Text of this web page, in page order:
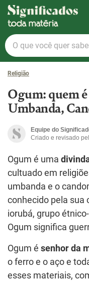
Significados
O
que
você
quer
saber
hoje?
Religião
Ogum: quem
Umbanda,
Equipe do
Criado e revisado
Ogum é uma
cultuado em
umbanda e o
conhecido pela sua
iorubá, grupo
Ogum significa
Ogum é senhor da
o ferro e o aço e
esses materiais,